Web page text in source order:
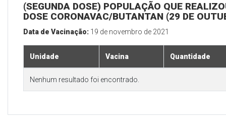
(SEGUNDA DOSE) POPULAÇÃO QUE
DOSE CORONAVAC/BUTANTAN (29 DE
Data de Vacinação: 19 de novembro de 2021
Unidade Vacina Quantidade
Nenhum resultado foi encontrado.